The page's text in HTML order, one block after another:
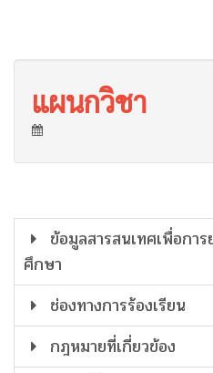
แผนกวิชา
ข้อมูลสารสนเทศเพื่อก
ศึกษา
ช่องทางการร้องเรียน
กฎหมายที่เกี่ยวข้อง